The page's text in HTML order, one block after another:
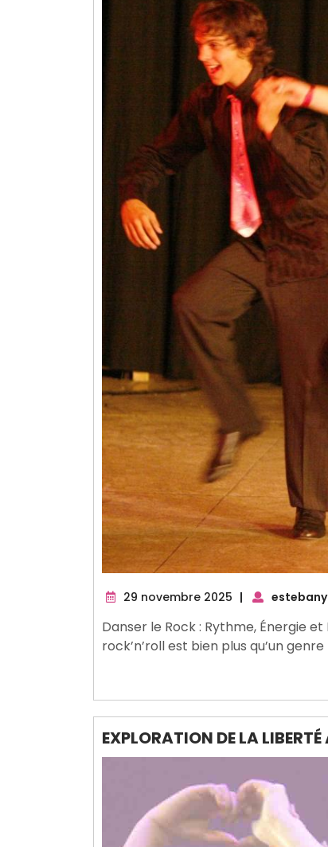
29 novembre 2025 29
2025
|
Danser le Rock : Rythme, Énergie
rock’n’roll est bien plus qu’un
EXPLORATION DE LA